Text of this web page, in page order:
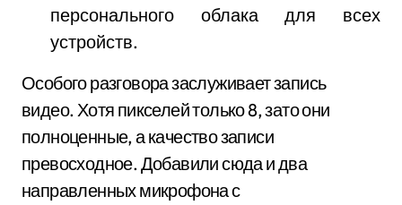
персонального облака для всех
устройств.
Особого разговора заслуживает запись
видео. Хотя пикселей только 8, зато они
полноценные, а качество записи
превосходное. Добавили сюда и два
направленных микрофона с